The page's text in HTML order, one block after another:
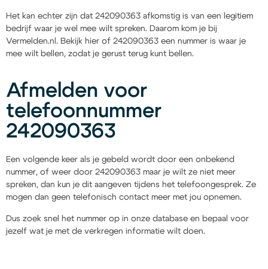
Het kan echter zijn dat 242090363 afkomstig is van een legitiem
bedrijf waar je wel mee wilt spreken. Daarom kom je bij
Vermelden.nl. Bekijk hier of 242090363 een nummer is waar je
mee wilt bellen, zodat je gerust terug kunt bellen.
Afmelden voor
telefoonnummer
242090363
Een volgende keer als je gebeld wordt door een onbekend
nummer, of weer door 242090363 maar je wilt ze niet meer
spreken, dan kun je dit aangeven tijdens het telefoongesprek. Ze
mogen dan geen telefonisch contact meer met jou opnemen.
Dus zoek snel het nummer op in onze database en bepaal voor
jezelf wat je met de verkregen informatie wilt doen.